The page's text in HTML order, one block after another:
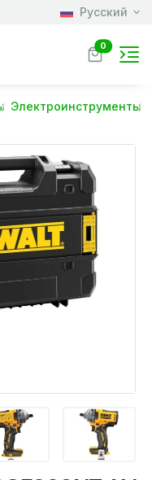
Русский
0
Электроинструменты